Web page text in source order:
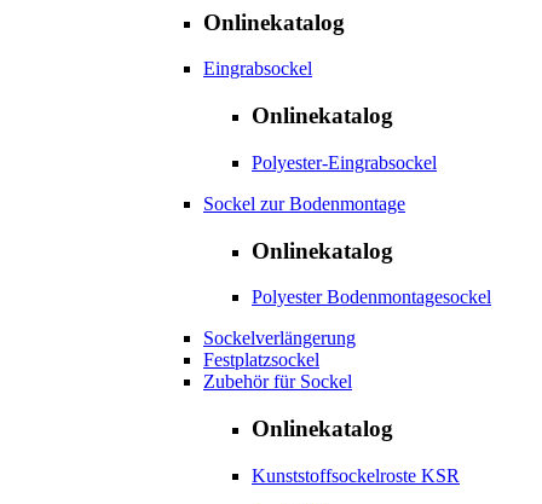
Onlinekatalog
Eingrabsockel
Onlinekatalog
Polyester-Eingrabsockel
Sockel zur Bodenmontage
Onlinekatalog
Polyester Bodenmontagesockel
Sockelverlängerung
Festplatzsockel
Zubehör für Sockel
Onlinekatalog
Kunststoffsockelroste KSR